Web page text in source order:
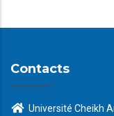
Contacts
Université Cheikh